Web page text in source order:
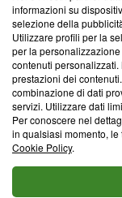
Redazione
Informativa
Cookie Policy
Blasting SA, IDI
Lugano (Svizzera)
© 2026 Blasting
informazioni su
selezione della
Utilizzare profili per la
per la
contenuti
prestazioni dei
combinazione di dati
servizi. Utilizzare dati
Per conoscere nel
in qualsiasi momento,
Cookie Policy.